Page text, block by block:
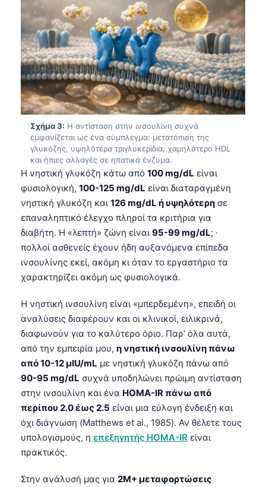
Σχήμα 3: Η αντίσταση στην ινσουλίνη συχνά
εμφανίζεται ως ένα σύμπλεγμα: μετατόπιση της
γλυκόζης, υψηλότερα τριγλυκερίδια, χαμηλότερο HDL
και ήπιες αλλαγές σε ηπατικά ένζυμα.
Η νηστική γλυκόζη κάτω από 100 mg/dL είναι
φυσιολογική, 100-125 mg/dL είναι διαταραγμένη
νηστική γλυκόζη και 126 mg/dL ή υψηλότερη σε
επαναληπτικό έλεγχο πληροί τα κριτήρια για
διαβήτη. Η «λεπτή» ζώνη είναι 95-99 mg/dL; ·
πολλοί ασθενείς έχουν ήδη αυξανόμενα επίπεδα
ινσουλίνης εκεί, ακόμη κι όταν το εργαστήριο τα
χαρακτηρίζει ακόμη ως φυσιολογικά.
Η νηστική ινσουλίνη είναι «μπερδεμένη», επειδή οι
αναλύσεις διαφέρουν και οι κλινικοί, ειλικρινά,
διαφωνούν για το καλύτερο όριο. Παρ’ όλα αυτά,
από την εμπειρία μου, η νηστική ινσουλίνη πάνω
από 10-12 µIU/mL με νηστική γλυκόζη πάνω από
90-95 mg/dL συχνά υποδηλώνει πρώιμη αντίσταση
στην ινσουλίνη και ένα HOMA-IR πάνω από
περίπου 2.0 έως 2.5 είναι μια εύλογη ένδειξη και
όχι διάγνωση (Matthews et al., 1985). Αν θέλετε τους
υπολογισμούς, η επεξηγητής HOMA-IR είναι
πρακτικός.
Στην ανάλυσή μας για 2M+ μεταφορτώσεις